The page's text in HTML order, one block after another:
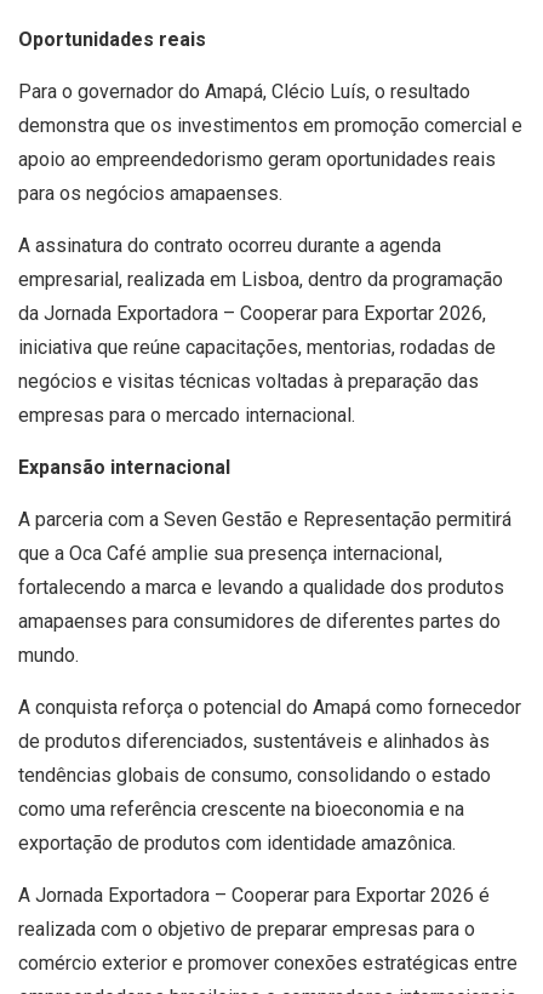
Oportunidades reais
Para o governador do Amapá, Clécio Luís, o resultado
demonstra que os investimentos em promoção comercial e
apoio ao empreendedorismo geram oportunidades reais
para os negócios amapaenses.
A assinatura do contrato ocorreu durante a agenda
empresarial, realizada em Lisboa, dentro da programação
da Jornada Exportadora – Cooperar para Exportar 2026,
iniciativa que reúne capacitações, mentorias, rodadas de
negócios e visitas técnicas voltadas à preparação das
empresas para o mercado internacional.
Expansão internacional
A parceria com a Seven Gestão e Representação permitirá
que a Oca Café amplie sua presença internacional,
fortalecendo a marca e levando a qualidade dos produtos
amapaenses para consumidores de diferentes partes do
mundo.
A conquista reforça o potencial do Amapá como fornecedor
de produtos diferenciados, sustentáveis e alinhados às
tendências globais de consumo, consolidando o estado
como uma referência crescente na bioeconomia e na
exportação de produtos com identidade amazônica.
A Jornada Exportadora – Cooperar para Exportar 2026 é
realizada com o objetivo de preparar empresas para o
comércio exterior e promover conexões estratégicas entre